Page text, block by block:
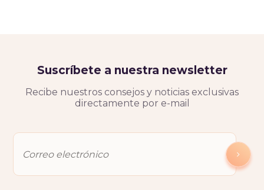
Suscríbete a nuestra newsletter
Recibe nuestros consejos y noticias exclusivas
directamente por e-mail